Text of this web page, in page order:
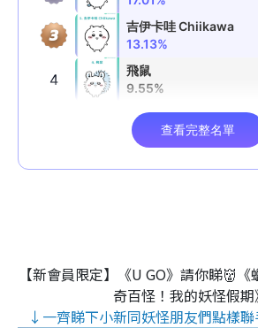
【新會員限定】《U GO》請你睇👹
奇百怪！我的妖怪假期
↓一齊睇下小新同妖怪朋友們點樣